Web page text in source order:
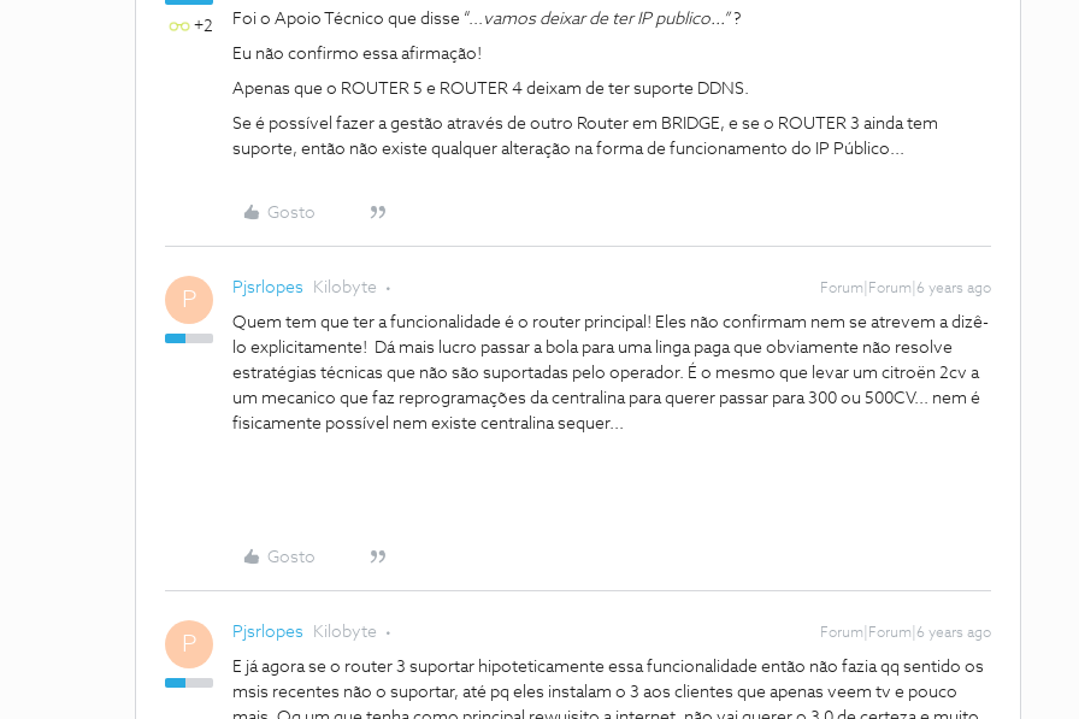
+2 Foi o Apoio Técnico que disse “... vamos deixar de ter IP publico...”?
Eu não confirmo essa afirmação!
Apenas que o ROUTER 5 e ROUTER 4 deixam de ter suporte DDNS.
Se é possível fazer a gestão através de outro Router em BRIDGE, e se o ROUTER 3 ainda tem
suporte, então não existe qualquer alteração na forma de funcionamento do IP Público...
Gosto
P Pjsrlopes Kilobyte Forum|Forum|6 years ago
Quem tem que ter a funcionalidade é o router principal! Eles não confirmam nem se atrevem a dizê-
lo explicitamente! Dá mais lucro passar a bola para uma linga paga que obviamente não resolve
estratégias técnicas que não são suportadas pelo operador. É o mesmo que levar um citroën 2cv a
um mecanico que faz reprogramações da centralina para querer passar para 300 ou 500CV... nem é
fisicamente possível nem existe centralina sequer...
Gosto
P Pjsrlopes Kilobyte Forum|Forum|6 years ago
E já agora se o router 3 suportar hipoteticamente essa funcionalidade então não fazia qq sentido os
msis recentes não o suportar, até pq eles instalam o 3 aos clientes que apenas veem tv e pouco